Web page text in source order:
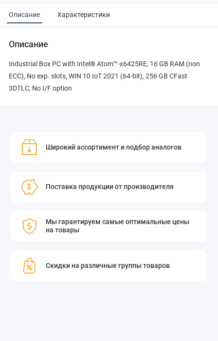
Описание Характеристики
Описание
Industrial Box PC with Intel® Atom™-x6425RE, 16 GB RAM (non
ECC), No exp. slots, WIN 10 IoT 2021 (64-bit), 256 GB CFast
3DTLC, No I/F option
Широкий ассортимент и подбор аналогов
Поставка продукции от производителя
Мы гарантируем самые оптимальные цены
на товары
Скидки на различные группы товаров